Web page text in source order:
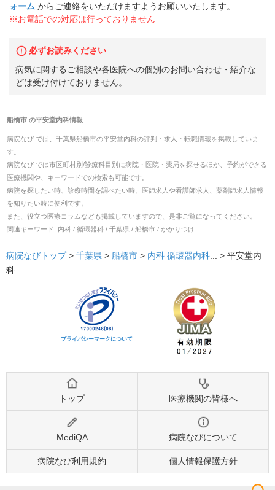
ォーム からご連絡をいただけますようお願いいたします。
※お電話での対応は行っておりません
必ずお読みください
病気に関するご相談や各医院への個別のお問い合わせ・紹介な
どは受け付けておりません。
船橋市の平安堂内科情報
病院なび では、 千葉県船橋市の平安堂内科の評判・求人・転職情報を掲載していま
す。
病院なび では市区町村別/診療科目別に病院・医院・薬局を探せるほか、予約ができる
医療機関や、キーワードでの検索も可能です。
病院を探したい時、診療時間を調べたい時、医師求人や看護師求人、薬剤師求人情報
を知りたい時に便利です。
また、役立つ医療コラムなども掲載していますので、是非ご覧になってください。
関連キーワード: 内科 / 循環器科 / 千葉県 / 船橋市 / かかりつけ
病院なびトップ > 千葉県 > 船橋市 > 内科 循環器内科... > 平安堂内
科
プライバシーマークについて
トップ 医療機関の皆様へ
MediQA 病院なびについて
病院なび利用規約 個人情報保護方針